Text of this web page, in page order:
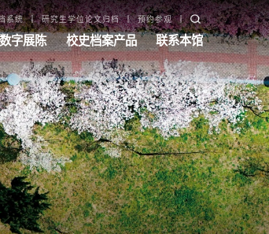
系统 研究生学位论文归档 预约参观
数字展陈 校史档案产品 联系本馆